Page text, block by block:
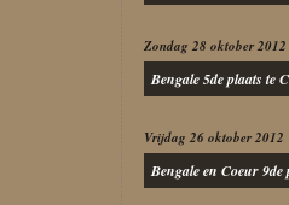
Zondag 28 oktober 2012
Bengale 5de plaats te
Vrijdag 26 oktober 2012
Bengale en Coeur